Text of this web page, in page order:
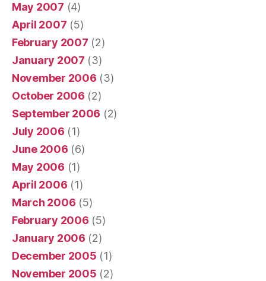
May 2007 (4)
April 2007 (5)
February 2007 (2)
January 2007 (3)
November 2006 (3)
October 2006 (2)
September 2006 (2)
July 2006 (1)
June 2006 (6)
May 2006 (1)
April 2006 (1)
March 2006 (5)
February 2006 (5)
January 2006 (2)
December 2005 (1)
November 2005 (2)